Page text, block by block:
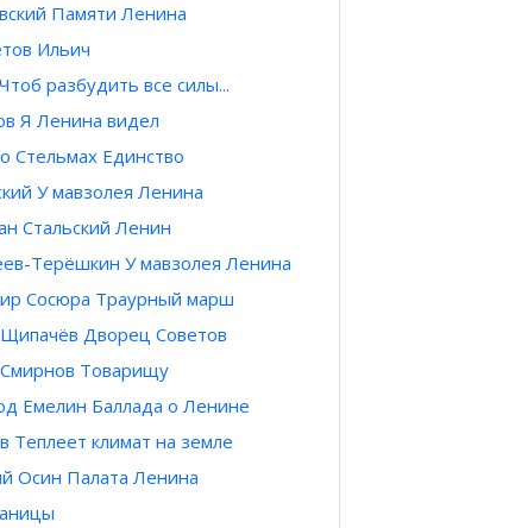
Памяти Ленина
Ильич
разбудить все силы...
Я Ленина видел
Стельмах Единство
У мавзолея Ленина
Стальский Ленин
Терёшкин У мавзолея Ленина
Сосюра Траурный марш
Дворец Советов
Товарищу
Емелин Баллада о Ленине
Теплеет климат на земле
Осин Палата Ленина